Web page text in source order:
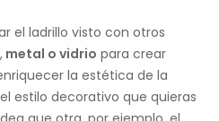
el ladrillo visto con otros
, metal o vidrio para crear
la estética de la
estilo decorativo que quieras